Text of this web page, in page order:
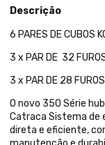
Descrição
6 PARES DE CUBOS
3 x PAR DE 32
3 x PAR DE 28 FUROS
O novo 350 Série
Catraca Sistema de
direta e eficiente,